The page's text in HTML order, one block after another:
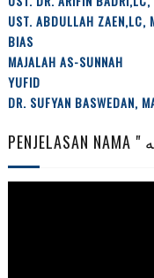
UST. ABDULLAH ZAEN,LC,
BIAS
MAJALAH AS-SUNNAH
YUFID
DR. SUFYAN BASWEDAN,